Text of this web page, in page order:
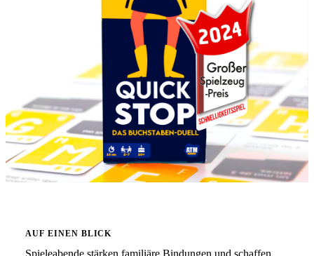
AUF EINEN BLICK
Spieleabende stärken familiäre Bindungen und schaffen